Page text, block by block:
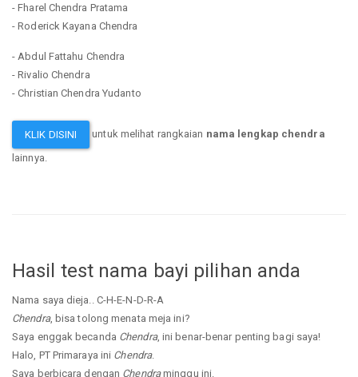
- Fharel Chendra Pratama
- Roderick Kayana Chendra
- Abdul Fattahu Chendra
- Rivalio Chendra
- Christian Chendra Yudanto
KLIK DISINI untuk melihat rangkaian nama lengkap chendra
lainnya.
Hasil test nama bayi pilihan anda
Nama saya dieja.. C-H-E-N-D-R-A
Chendra, bisa tolong menata meja ini?
Saya enggak becanda Chendra, ini benar-benar penting bagi saya!
Halo, PT Primaraya ini Chendra.
Saya berbicara dengan Chendraminggu ini.